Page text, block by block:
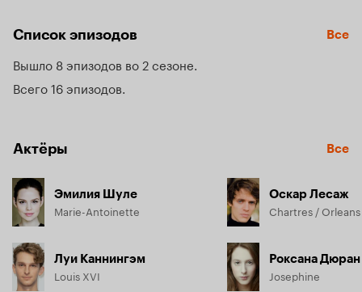
Список эпизодов Все
Вышло 8 эпизодов во 2 сезоне
Всего 16 эпизодов
Актёры Все
Эмилия Шуле
Marie-Antoinette
Луи Каннингэм
Louis XVI
Оскар Лесаж
Chartres / Orleans
Роксана Дюран
Josephine